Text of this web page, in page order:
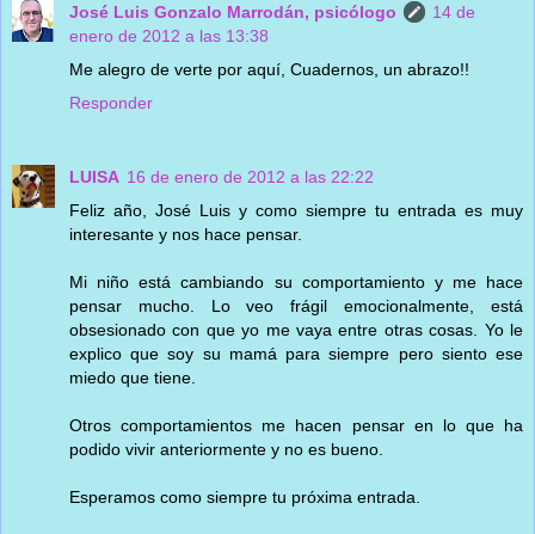
José Luis Gonzalo Marrodán, psicólogo
14 de
enero de 2012 a las 13:38
Me alegro de verte por aquí, Cuadernos, un abrazo!!
Responder
LUISA 16 de enero de 2012 a las 22:22
Feliz año, José Luis y como siempre tu entrada es muy
interesante y nos hace pensar.
Mi niño está cambiando su comportamiento y me hace
pensar mucho. Lo veo frágil emocionalmente, está
obsesionado con que yo me vaya entre otras cosas. Yo le
explico que soy su mamá para siempre pero siento ese
miedo que tiene.
Otros comportamientos me hacen pensar en lo que ha
podido vivir anteriormente y no es bueno.
Esperamos como siempre tu próxima entrada.